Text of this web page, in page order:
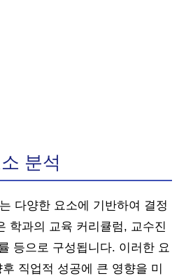
분석
다양한 요소에 기반하여 결정
학과의 교육 커리큘럼, 교수진
등으로 구성됩니다. 이러한 요
직업적 성공에 큰 영향을 미